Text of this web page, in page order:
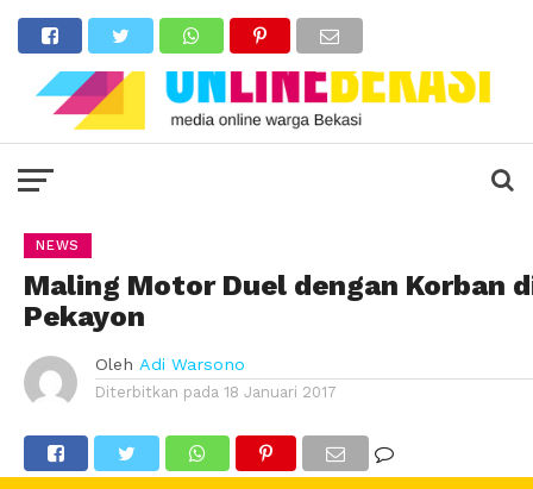
NEWS
Maling Motor Duel dengan Korban
Pekayon
Oleh Adi Warsono
Diterbitkan pada 18 Januari 2017